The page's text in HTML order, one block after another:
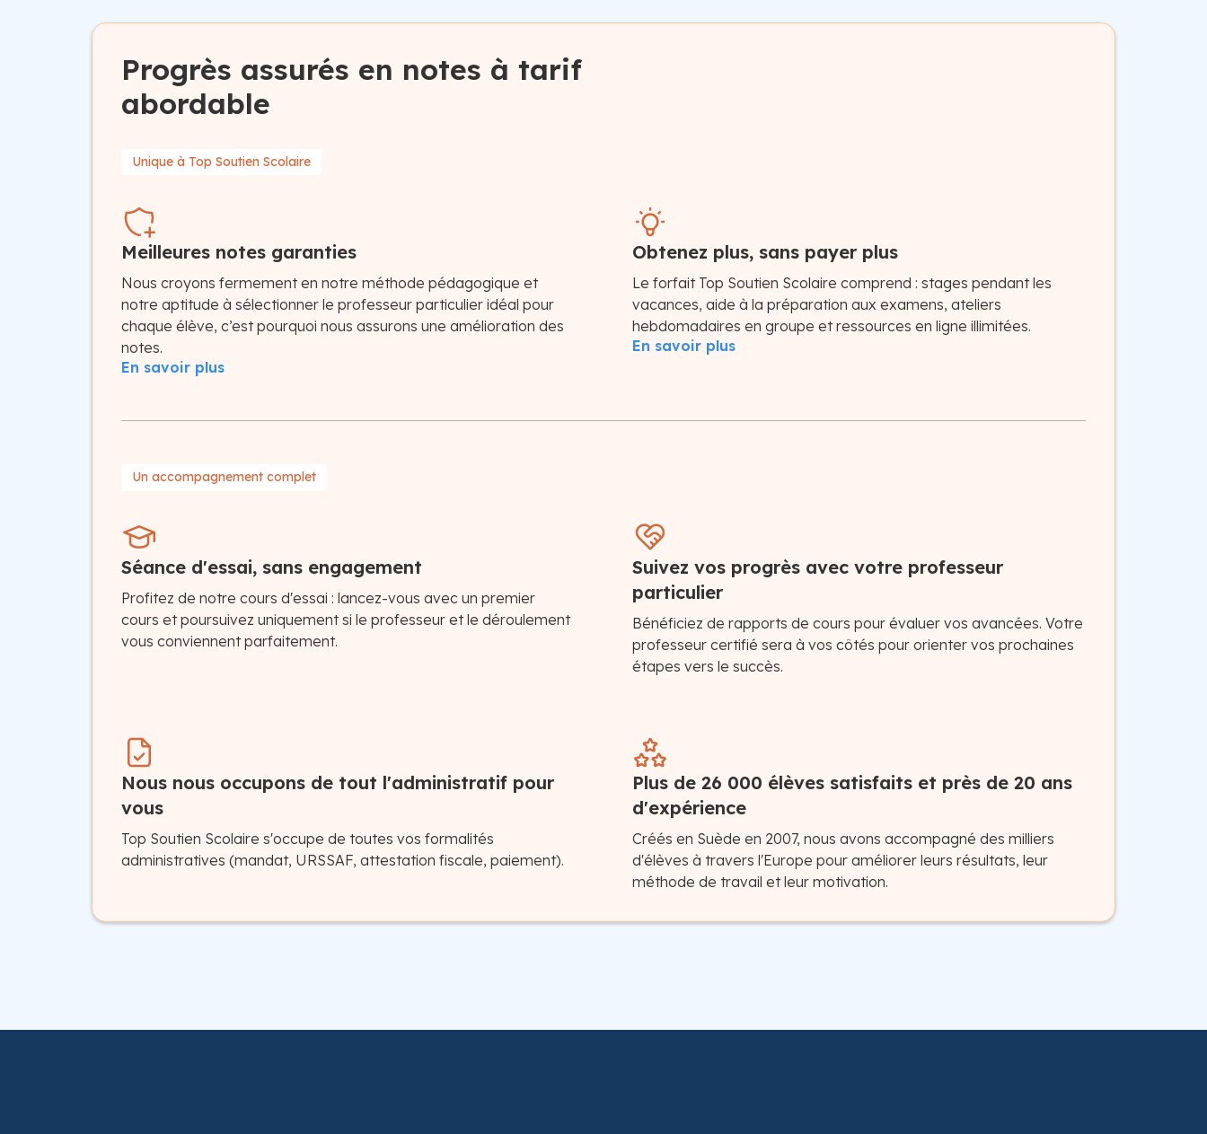
Progrès assurés en notes à tarif
abordable
Unique à Top Soutien Scolaire
Meilleures notes garanties
Nous croyons fermement en notre méthode pédagogique et
notre aptitude à sélectionner le professeur particulier idéal pour
chaque élève, c’est pourquoi nous assurons une amélioration des
notes.
En savoir plus
Obtenez plus, sans payer plus
Le forfait Top Soutien Scolaire comprend : stages pendant les
vacances, aide à la préparation aux examens, ateliers
hebdomadaires en groupe et ressources en ligne illimitées.
En savoir plus
Un accompagnement complet
Séance d'essai, sans engagement
Profitez de notre cours d'essai : lancez-vous avec un premier
cours et poursuivez uniquement si le professeur et le déroulement
vous conviennent parfaitement.
Suivez vos progrès avec votre professeur
particulier
Bénéficiez de rapports de cours pour évaluer vos avancées. Votre
professeur certifié sera à vos côtés pour orienter vos prochaines
étapes vers le succès.
Nous nous occupons de tout l'administratif pour
vous
Top Soutien Scolaire s'occupe de toutes vos formalités
administratives (mandat, URSSAF, attestation fiscale, paiement).
Plus de 26 000 élèves satisfaits et près de 20 ans
d'expérience
Créés en Suède en 2007, nous avons accompagné des milliers
d'élèves à travers l'Europe pour améliorer leurs résultats, leur
méthode de travail et leur motivation.